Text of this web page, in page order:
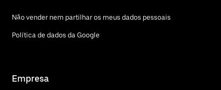
Não vender nem partilhar os meus dados pessoais
Política de dados da Google
Empresa